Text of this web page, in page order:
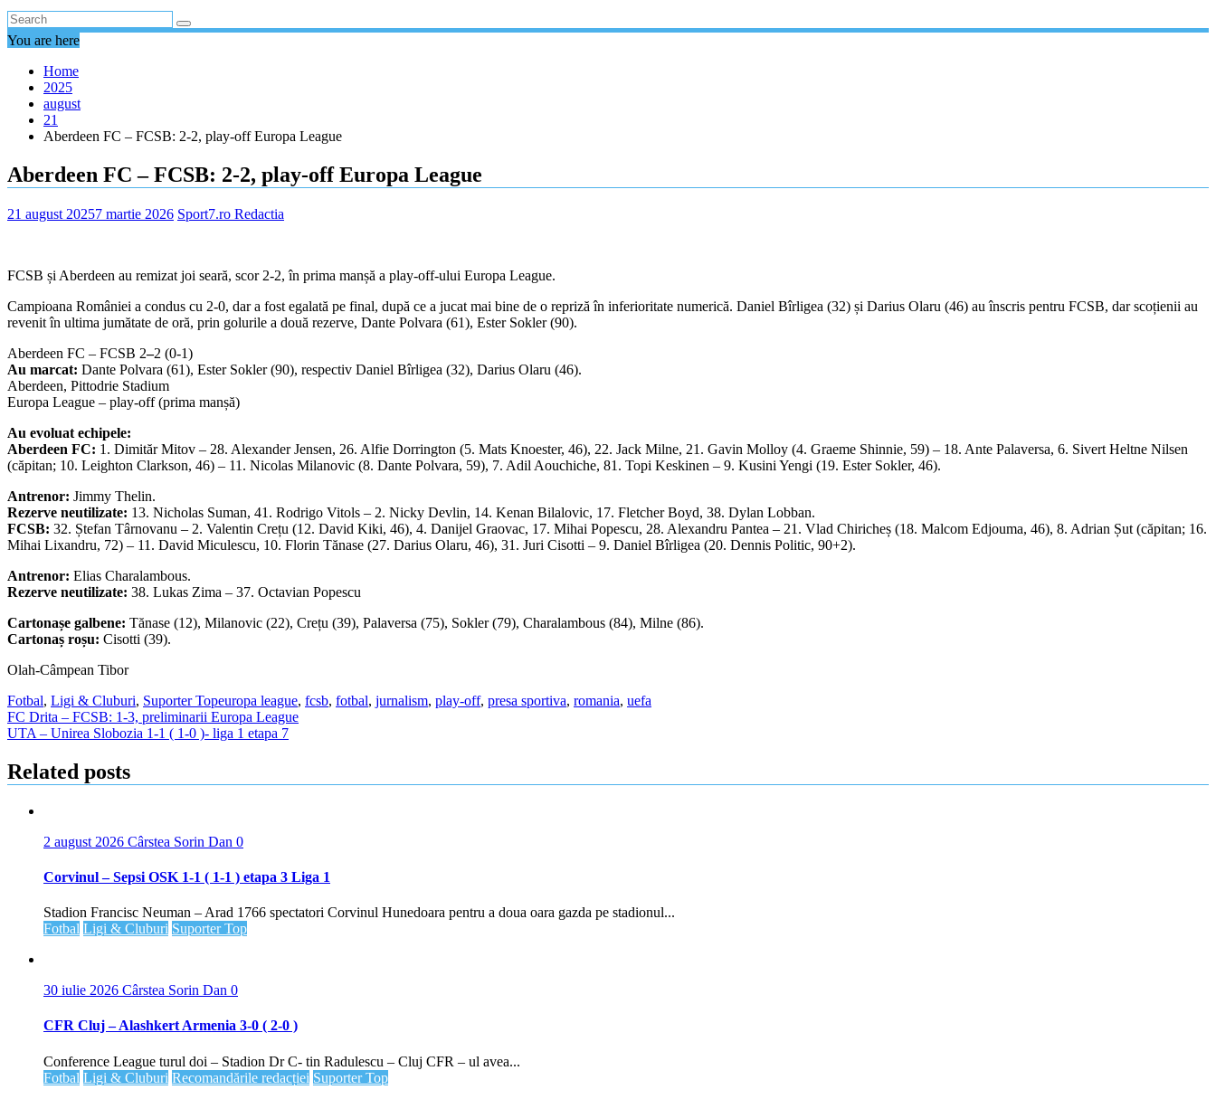
You are here
Home
2025
august
21
Aberdeen FC – FCSB: 2-2, play-off Europa League
Aberdeen FC – FCSB: 2-2, play-off Europa League
21 august 20257 martie 2026 Sport7.ro Redactia
FCSB și Aberdeen au remizat joi seară, scor 2-2, în prima manșă a play-off-ului Europa League.
Campioana României a condus cu 2-0, dar a fost egalată pe final, după ce a jucat mai bine de o repriză în inferioritate numerică. Daniel Bîrligea (32) și Darius Olaru (46) au înscris pentru FCSB, dar scoțienii au
revenit în ultima jumătate de oră, prin golurile a două rezerve, Dante Polvara (61), Ester Sokler (90).
Aberdeen FC – FCSB 2–2 (0-1)
Au marcat: Dante Polvara (61), Ester Sokler (90), respectiv Daniel Bîrligea (32), Darius Olaru (46).
Aberdeen, Pittodrie Stadium
Europa League – play-off (prima manșă)
Au evoluat echipele:
Aberdeen FC: 1. Dimităr Mitov – 28. Alexander Jensen, 26. Alfie Dorrington (5. Mats Knoester, 46), 22. Jack Milne, 21. Gavin Molloy (4. Graeme Shinnie, 59) – 18. Ante Palaversa, 6. Sivert Heltne Nilsen
(căpitan; 10. Leighton Clarkson, 46) – 11. Nicolas Milanovic (8. Dante Polvara, 59), 7. Adil Aouchiche, 81. Topi Keskinen – 9. Kusini Yengi (19. Ester Sokler, 46).
Antrenor: Jimmy Thelin.
Rezerve neutilizate: 13. Nicholas Suman, 41. Rodrigo Vitols – 2. Nicky Devlin, 14. Kenan Bilalovic, 17. Fletcher Boyd, 38. Dylan Lobban.
FCSB: 32. Ștefan Târnovanu – 2. Valentin Crețu (12. David Kiki, 46), 4. Danijel Graovac, 17. Mihai Popescu, 28. Alexandru Pantea – 21. Vlad Chiricheș (18. Malcom Edjouma, 46), 8. Adrian Șut (căpitan; 16.
Mihai Lixandru, 72) – 11. David Miculescu, 10. Florin Tănase (27. Darius Olaru, 46), 31. Juri Cisotti – 9. Daniel Bîrligea (20. Dennis Politic, 90+2).
Antrenor: Elias Charalambous.
Rezerve neutilizate: 38. Lukas Zima – 37. Octavian Popescu
Cartonașe galbene: Tănase (12), Milanovic (22), Crețu (39), Palaversa (75), Sokler (79), Charalambous (84), Milne (86).
Cartonaș roșu: Cisotti (39).
Olah-Câmpean Tibor
Fotbal, Ligi & Cluburi, Suporter Topeuropa league, fcsb, fotbal, jurnalism, play-off, presa sportiva, romania, uefa
Navigare
în
articole
FC Drita – FCSB: 1-3, preliminarii Europa League
UTA – Unirea Slobozia 1-1 ( 1-0 )- liga 1 etapa 7
Related posts
2 august 2026 Cârstea Sorin Dan 0
Corvinul – Sepsi OSK 1-1 ( 1-1 ) etapa 3 Liga 1
Stadion Francisc Neuman – Arad 1766 spectatori Corvinul Hunedoara pentru a doua oara gazda pe stadionul...
Fotbal Ligi & Cluburi Suporter Top
30 iulie 2026 Cârstea Sorin Dan 0
CFR Cluj – Alashkert Armenia 3-0 ( 2-0 )
Conference League turul doi – Stadion Dr C- tin Radulescu – Cluj CFR – ul avea...
Fotbal Ligi & Cluburi Recomandările redacției Suporter Top